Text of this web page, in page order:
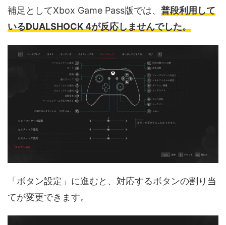
補足としてXbox Game Pass版では、 普段利用して
いるDUALSHOCK 4が反応しませんでした。
「ボタン設定」に進むと、対応するボタンの割り当
てが変更できます。